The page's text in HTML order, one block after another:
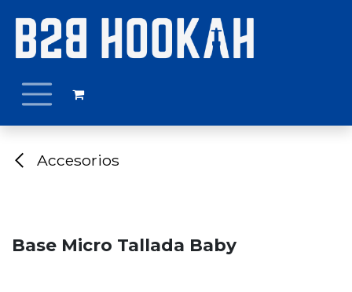
Accesorios
Base Micro Tallada Baby